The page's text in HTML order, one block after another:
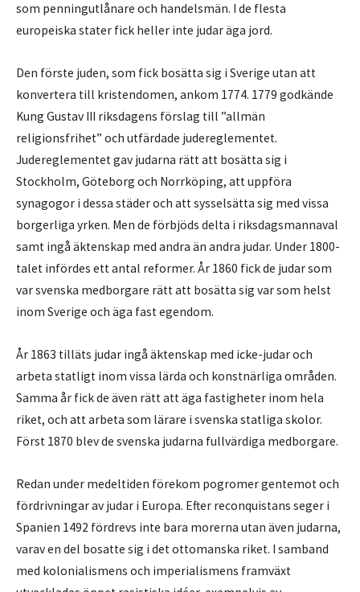
som penningutlånare och handelsmän. I de flesta
europeiska stater fick heller inte judar äga jord.
Den förste juden, som fick bosätta sig i Sverige utan att
konvertera till kristendomen, ankom 1774. 1779 godkände
Kung Gustav III riksdagens förslag till ”allmän
religionsfrihet” och utfärdade judereglementet.
Judereglementet gav judarna rätt att bosätta sig i
Stockholm, Göteborg och Norrköping, att uppföra
synagogor i dessa städer och att sysselsätta sig med vissa
borgerliga yrken. Men de förbjöds delta i riksdagsmannaval
samt ingå äktenskap med andra än andra judar. Under 1800-
talet infördes ett antal reformer. År 1860 fick de judar som
var svenska medborgare rätt att bosätta sig var som helst
inom Sverige och äga fast egendom.
År 1863 tilläts judar ingå äktenskap med icke-judar och
arbeta statligt inom vissa lärda och konstnärliga områden.
Samma år fick de även rätt att äga fastigheter inom hela
riket, och att arbeta som lärare i svenska statliga skolor.
Först 1870 blev de svenska judarna fullvärdiga medborgare.
Redan under medeltiden förekom pogromer gentemot och
fördrivningar av judar i Europa. Efter reconquistans seger i
Spanien 1492 fördrevs inte bara morerna utan även judarna,
varav en del bosatte sig i det ottomanska riket. I samband
med kolonialismens och imperialismens framväxt